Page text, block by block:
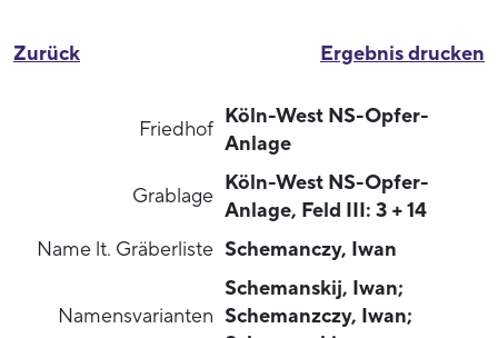
Ergebnis drucken
Zurück
Friedhof
Köln-West NS-Opfer-
Anlage
Grablage
Köln-West NS-Opfer-
Anlage, Feld III: 3 + 14
Name lt. Gräberliste Schemanczy, Iwan
Namensvarianten
Schemanskij, Iwan;
Schemanzczy, Iwan;